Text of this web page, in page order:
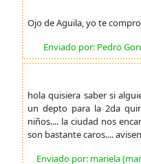
Ojo de Aguila, yo te
Enviado por: Pedro
hola quisiera saber si
un depto para la 2da
niños.... la ciudad nos
son bastante caros....
Enviado por: mariela